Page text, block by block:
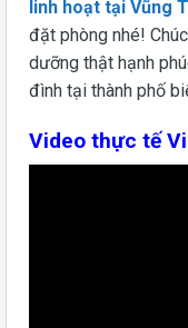
linh hoạt tại Vũng
đặt phòng nhé!
dưỡng thật hạnh
đình tại thành phố
Video thực tế